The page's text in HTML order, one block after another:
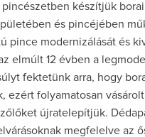
készítjük
és pincéjében
pince modernizálását és
elmúlt 12 évben a
fektetünk arra, hogy
ezért folyamatosan
újratelepítjük.
megfelelve az